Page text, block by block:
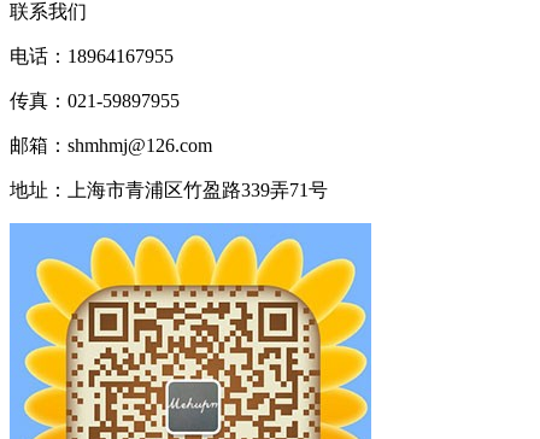
联系我们
电话：18964167955
传真：021-59897955
邮箱：shmhmj@126.com
地址：上海市青浦区竹盈路339弄71号